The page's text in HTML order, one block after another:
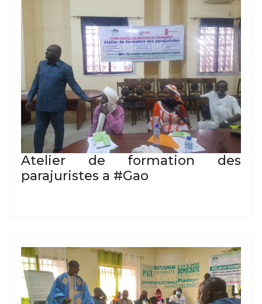
Atelier de formation des
parajuristes a #Gao